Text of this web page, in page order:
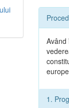
Având
1.